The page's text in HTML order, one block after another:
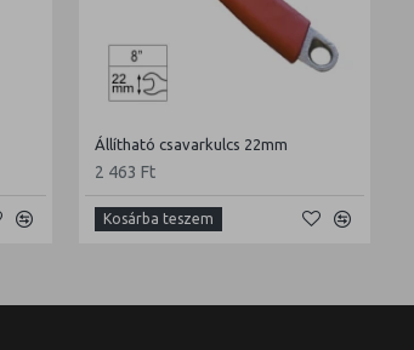
Állítható csavarkulcs 22mm
2 463 Ft
Kosárba teszem